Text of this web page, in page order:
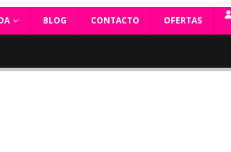
BLOG CONTACTO OFERTAS